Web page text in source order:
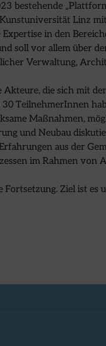
bestehende
Linz mit
in den
soll vor allem über
Verwaltung,
die sich mit
TeilnehmerInnen
Maßnahmen,
und Neubau
aus der
im Rahmen von
Ziel ist es